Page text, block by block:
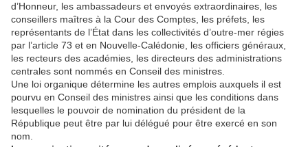
d’Honneur, les ambassadeurs et envoyés extraordinaires, les
conseillers maîtres à la Cour des Comptes, les préfets, les
représentants de l’État dans les collectivités d’outre-mer régies
par l’article 73 et en Nouvelle-Calédonie, les officiers généraux,
les recteurs des académies, les directeurs des administrations
centrales sont nommés en Conseil des ministres.
Une loi organique détermine les autres emplois auxquels il est
pourvu en Conseil des ministres ainsi que les conditions dans
lesquelles le pouvoir de nomination du président de la
République peut être par lui délégué pour être exercé en son
nom.